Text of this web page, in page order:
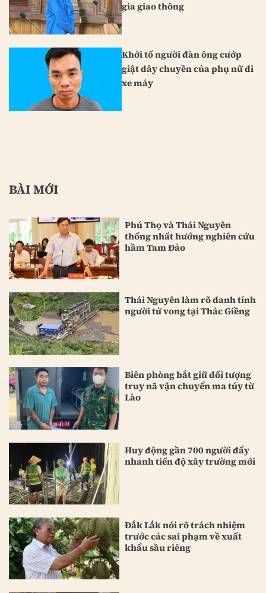
gia giao thông
Khởi tố người đàn ông cướp
giật dây chuyền của phụ nữ đi
xe máy
BÀI MỚI
Phú Thọ và Thái Nguyên
thống nhất hướng nghiên cứu
hầm Tam Đảo
Thái Nguyên làm rõ danh tính
người tử vong tại Thác Giềng
Biên phòng bắt giữ đối tượng
truy nã vận chuyển ma túy từ
Lào
Huy động gần 700 người đẩy
nhanh tiến độ xây trường mới
Đắk Lắk nói rõ trách nhiệm
trước các sai phạm về xuất
khẩu sầu riêng